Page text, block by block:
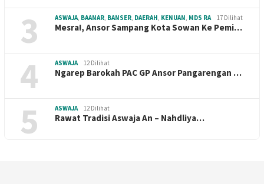
3 ASWAJA, BAANAR, BANSER, DAERAH, KENUAN, MDS RA 17 Dilihat
Mesra!, Ansor Sampang Kota Sowan Ke Pemi…
4 ASWAJA 12 Dilihat
Ngarep Barokah PAC GP Ansor Pangarengan …
5 ASWAJA 12 Dilihat
Rawat Tradisi Aswaja An – Nahdliya…